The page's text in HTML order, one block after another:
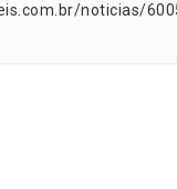
noticias/